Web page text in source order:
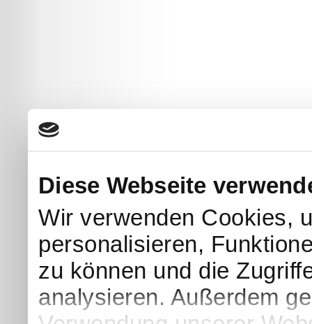
Diese Webseite
Wir verwenden Cookies,
personalisieren,
zu können und die
analysieren. Außerdem